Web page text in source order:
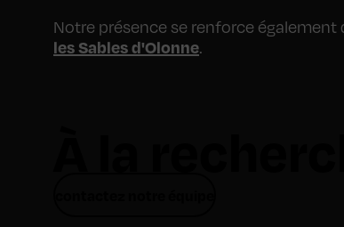
Notre présence se renforce également
les Sables d'Olonne.